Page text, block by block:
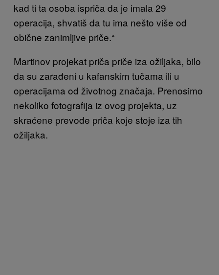
kad ti ta osoba ispriča da je imala 29
operacija, shvatiš da tu ima nešto više od
obične zanimljive priče.“
Martinov projekat priča priče iza ožiljaka, bilo
da su zarađeni u kafanskim tučama ili u
operacijama od životnog značaja. Prenosimo
nekoliko fotografija iz ovog projekta, uz
skraćene prevode priča koje stoje iza tih
ožiljaka.